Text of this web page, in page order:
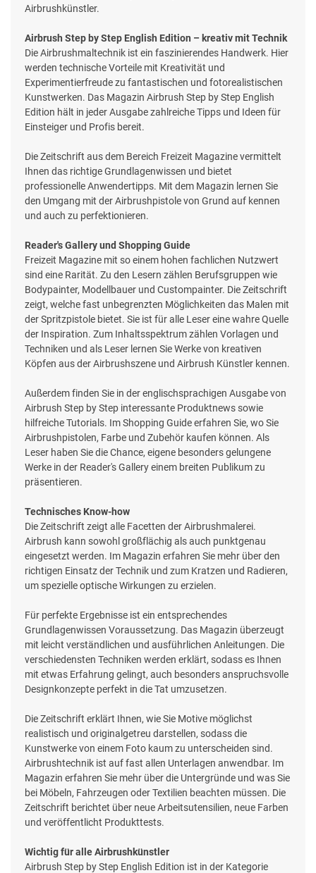
Airbrushkünstler.
Airbrush Step by Step English Edition – kreativ mit Technik
Die Airbrushmaltechnik ist ein faszinierendes Handwerk. Hier
werden technische Vorteile mit Kreativität und
Experimentierfreude zu fantastischen und fotorealistischen
Kunstwerken. Das Magazin Airbrush Step by Step English
Edition hält in jeder Ausgabe zahlreiche Tipps und Ideen für
Einsteiger und Profis bereit.
Die Zeitschrift aus dem Bereich Freizeit Magazine vermittelt
Ihnen das richtige Grundlagenwissen und bietet
professionelle Anwendertipps. Mit dem Magazin lernen Sie
den Umgang mit der Airbrushpistole von Grund auf kennen
und auch zu perfektionieren.
Reader's Gallery und Shopping Guide
Freizeit Magazine mit so einem hohen fachlichen Nutzwert
sind eine Rarität. Zu den Lesern zählen Berufsgruppen wie
Bodypainter, Modellbauer und Custompainter. Die Zeitschrift
zeigt, welche fast unbegrenzten Möglichkeiten das Malen mit
der Spritzpistole bietet. Sie ist für alle Leser eine wahre Quelle
der Inspiration. Zum Inhaltsspektrum zählen Vorlagen und
Techniken und als Leser lernen Sie Werke von kreativen
Köpfen aus der Airbrushszene und Airbrush Künstler kennen.
Außerdem finden Sie in der englischsprachigen Ausgabe von
Airbrush Step by Step interessante Produktnews sowie
hilfreiche Tutorials. Im Shopping Guide erfahren Sie, wo Sie
Airbrushpistolen, Farbe und Zubehör kaufen können. Als
Leser haben Sie die Chance, eigene besonders gelungene
Werke in der Reader's Gallery einem breiten Publikum zu
präsentieren.
Technisches Know-how
Die Zeitschrift zeigt alle Facetten der Airbrushmalerei.
Airbrush kann sowohl großflächig als auch punktgenau
eingesetzt werden. Im Magazin erfahren Sie mehr über den
richtigen Einsatz der Technik und zum Kratzen und Radieren,
um spezielle optische Wirkungen zu erzielen.
Für perfekte Ergebnisse ist ein entsprechendes
Grundlagenwissen Voraussetzung. Das Magazin überzeugt
mit leicht verständlichen und ausführlichen Anleitungen. Die
verschiedensten Techniken werden erklärt, sodass es Ihnen
mit etwas Erfahrung gelingt, auch besonders anspruchsvolle
Designkonzepte perfekt in die Tat umzusetzen.
Die Zeitschrift erklärt Ihnen, wie Sie Motive möglichst
realistisch und originalgetreu darstellen, sodass die
Kunstwerke von einem Foto kaum zu unterscheiden sind.
Airbrushtechnik ist auf fast allen Unterlagen anwendbar. Im
Magazin erfahren Sie mehr über die Untergründe und was Sie
bei Möbeln, Fahrzeugen oder Textilien beachten müssen. Die
Zeitschrift berichtet über neue Arbeitsutensilien, neue Farben
und veröffentlicht Produkttests.
Wichtig für alle Airbrushkünstler
Airbrush Step by Step English Edition ist in der Kategorie